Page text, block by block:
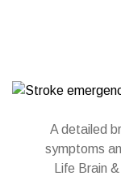
A detailed
symptoms
Life Brain